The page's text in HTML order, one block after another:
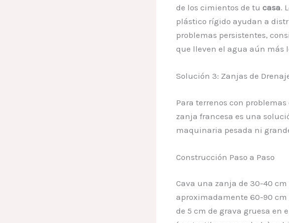
de los cimientos de tu casa.
plástico rígido ayudan a
problemas persistentes,
que lleven el agua aún más
Solución 3: Zanjas de
Para terrenos con
zanja francesa es una
maquinaria pesada ni
Construcción Paso a Paso
Cava una zanja de 30-40
aproximadamente 60-90 cm
de 5 cm de grava gruesa en